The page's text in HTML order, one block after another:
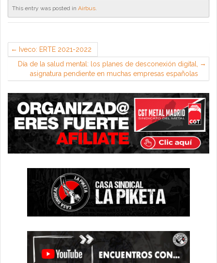
This entry was posted in Airbus.
Iveco: ERTE 2021-2022
Día de la salud mental: los planes de desconexión digital,
asignatura pendiente en muchas empresas españolas